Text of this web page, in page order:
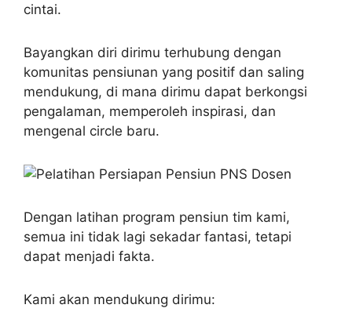
cintai.
Bayangkan diri dirimu terhubung dengan
komunitas pensiunan yang positif dan saling
mendukung, di mana dirimu dapat berkongsi
pengalaman, memperoleh inspirasi, dan
mengenal circle baru.
Dengan latihan program pensiun tim kami,
semua ini tidak lagi sekadar fantasi, tetapi
dapat menjadi fakta.
Kami akan mendukung dirimu: